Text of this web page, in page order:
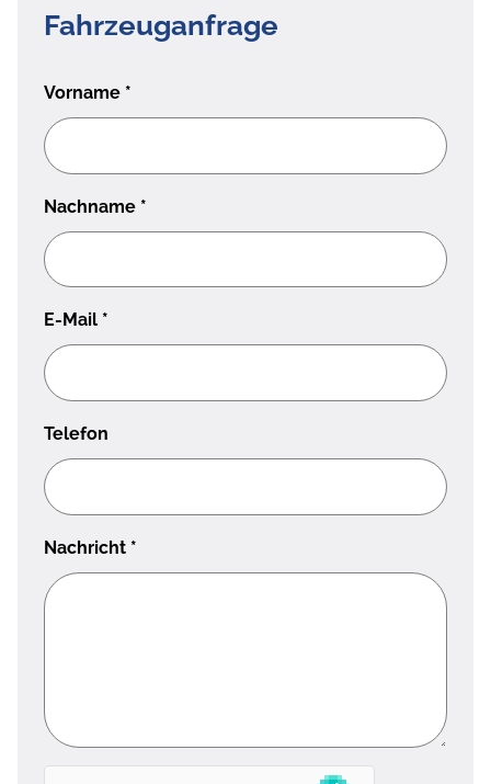
Fahrzeuganfrage
Vorname *
Nachname *
E-Mail *
Telefon
Nachricht *